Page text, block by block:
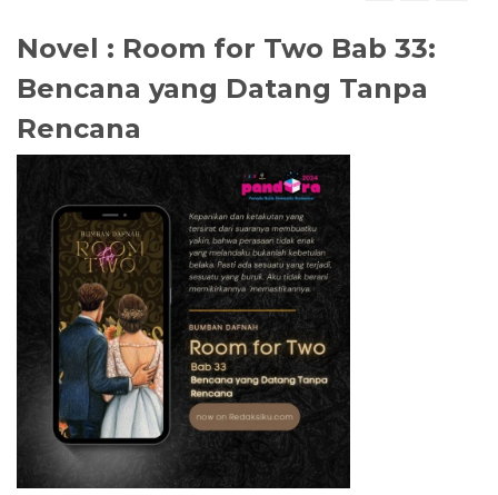
Novel : Room for Two Bab 33:
Bencana yang Datang Tanpa
Rencana